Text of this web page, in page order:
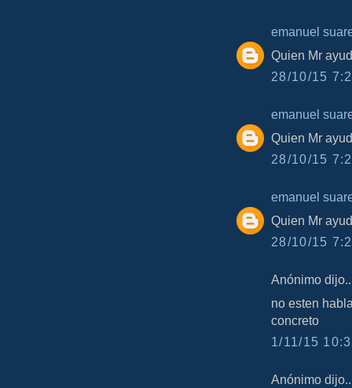
emanuel
Quien Mr
28/10/15
emanuel
Quien Mr
28/10/15
emanuel
Quien Mr
28/10/15
Anónimo
no esten
concreto
1/11/15
Anónimo